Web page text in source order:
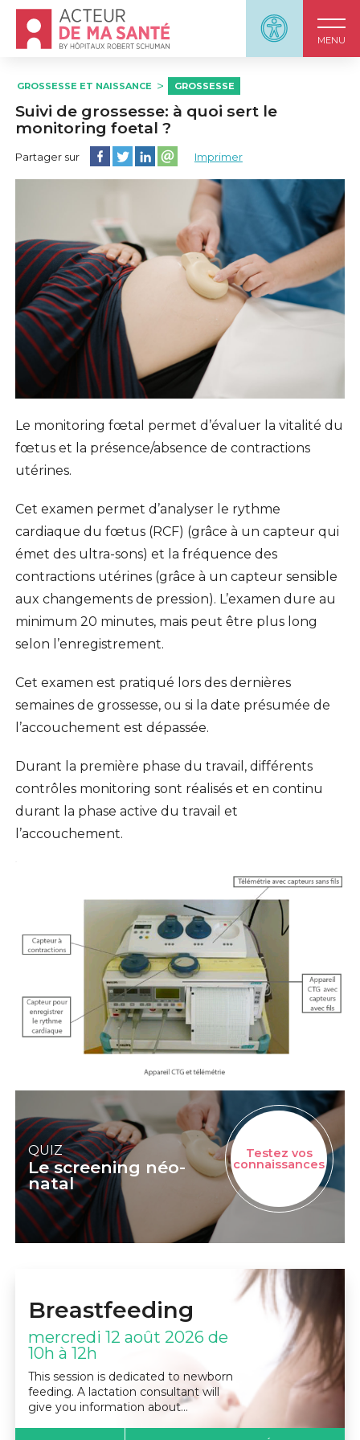
Panneau
MENU
Accueil - Acteur de ma santé, by HôpitauxRobert
GROSSESSE ET NAISSANCE GROSSESSE
Suivi de grossesse: à quoi sert le
monitoring foetal ?
Partager sur Partager cette page sur Facebook
Partager cette page sur Twitter
Partager cette page sur LinkedIn
Partager cette page sur email
Imprimer
Le monitoring fœtal permet d’évaluer la vitalité du
fœtus et la présence/absence de contractions
utérines.
Cet examen permet d’analyser le rythme
cardiaque du fœtus (RCF) (grâce à un capteur qui
émet des ultra-sons) et la fréquence des
contractions utérines (grâce à un capteur sensible
aux changements de pression). L’examen dure au
minimum 20 minutes, mais peut être plus long
selon l’enregistrement.
Cet examen est pratiqué lors des dernières
semaines de grossesse, ou si la date présumée de
l’accouchement est dépassée.
Durant la première phase du travail, différents
contrôles monitoring sont réalisés et en continu
durant la phase active du travail et
l’accouchement.
QUIZ
Le screening néo-
natal
Testez vos
connaissances
Breastfeeding
mercredi 12 août 2026 de
10h à 12h
This session is dedicated to newborn
feeding. A lactation consultant will
give you information about…